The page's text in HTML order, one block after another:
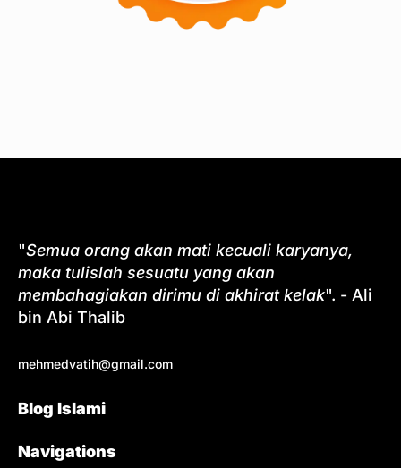
"Semua orang akan mati kecuali karyanya,
maka tulislah sesuatu yang akan
membahagiakan dirimu di akhirat kelak". - Ali
bin Abi Thalib
mehmedvatih@gmail.com
Blog Islami
Navigations